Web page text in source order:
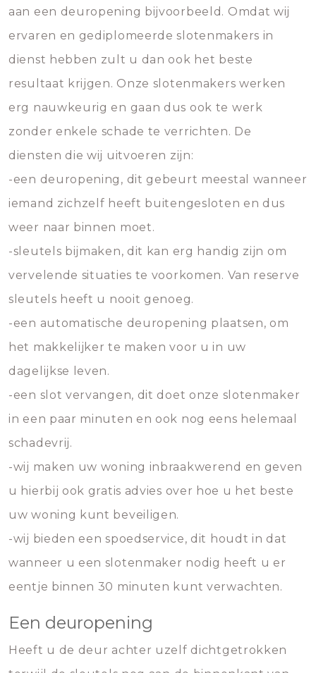
aan een deuropening bijvoorbeeld. Omdat wij
ervaren en gediplomeerde slotenmakers in
dienst hebben zult u dan ook het beste
resultaat krijgen. Onze slotenmakers werken
erg nauwkeurig en gaan dus ook te werk
zonder enkele schade te verrichten. De
diensten die wij uitvoeren zijn:
-een deuropening, dit gebeurt meestal wanneer
iemand zichzelf heeft buitengesloten en dus
weer naar binnen moet.
-sleutels bijmaken, dit kan erg handig zijn om
vervelende situaties te voorkomen. Van reserve
sleutels heeft u nooit genoeg.
-een automatische deuropening plaatsen, om
het makkelijker te maken voor u in uw
dagelijkse leven.
-een slot vervangen, dit doet onze slotenmaker
in een paar minuten en ook nog eens helemaal
schadevrij.
-wij maken uw woning inbraakwerend en geven
u hierbij ook gratis advies over hoe u het beste
uw woning kunt beveiligen.
-wij bieden een spoedservice, dit houdt in dat
wanneer u een slotenmaker nodig heeft u er
eentje binnen 30 minuten kunt verwachten.
Een deuropening
Heeft u de deur achter uzelf dichtgetrokken